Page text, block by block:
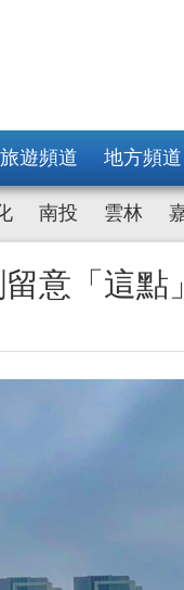
旅遊頻道 地方頻道
南投 雲林
留意「這